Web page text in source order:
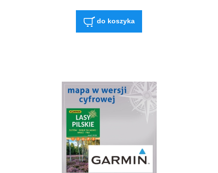
do koszyka